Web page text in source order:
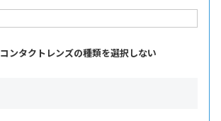
コンタクトレンズの種類を選択しない